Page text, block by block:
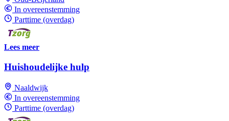
In overeenstemming
Parttime (overdag)
Lees meer
Huishoudelijke hulp
Naaldwijk
In overeenstemming
Parttime (overdag)